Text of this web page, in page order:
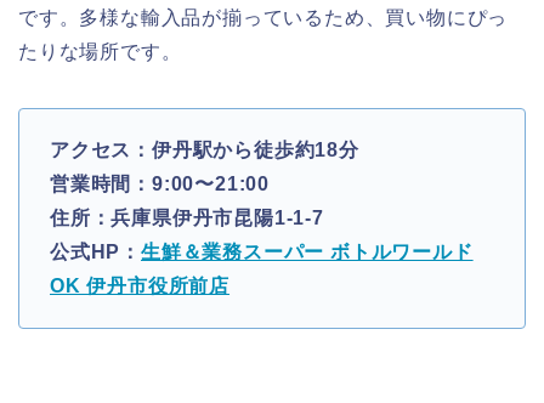
です。多様な輸入品が揃っているため、買い物にぴっ
たりな場所です。
アクセス：伊丹駅から徒歩約18分
営業時間：9:00〜21:00
住所：兵庫県伊丹市昆陽1-1-7
公式HP： 生鮮＆業務スーパー ボトルワールド
OK 伊丹市役所前店